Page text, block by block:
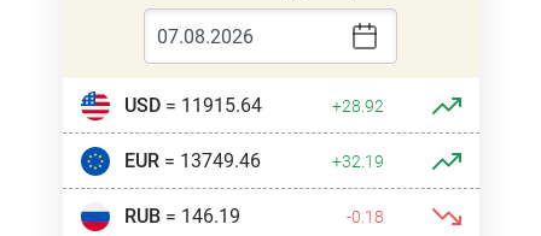
USD= 11915.64 +28.92
EUR= 13749.46 +32.19
RUB= 146.19 -0.18